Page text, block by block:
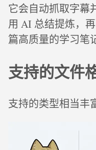
它会自动抓取字幕
用 AI 总结提炼，
篇高质量的学习笔
支持的文件
支持的类型相当丰